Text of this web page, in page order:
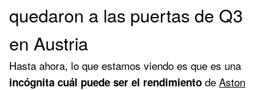
quedaron a las puertas de Q3
en Austria
Hasta ahora, lo que estamos viendo es que es una
incógnita cuál puede ser el rendimiento de Aston